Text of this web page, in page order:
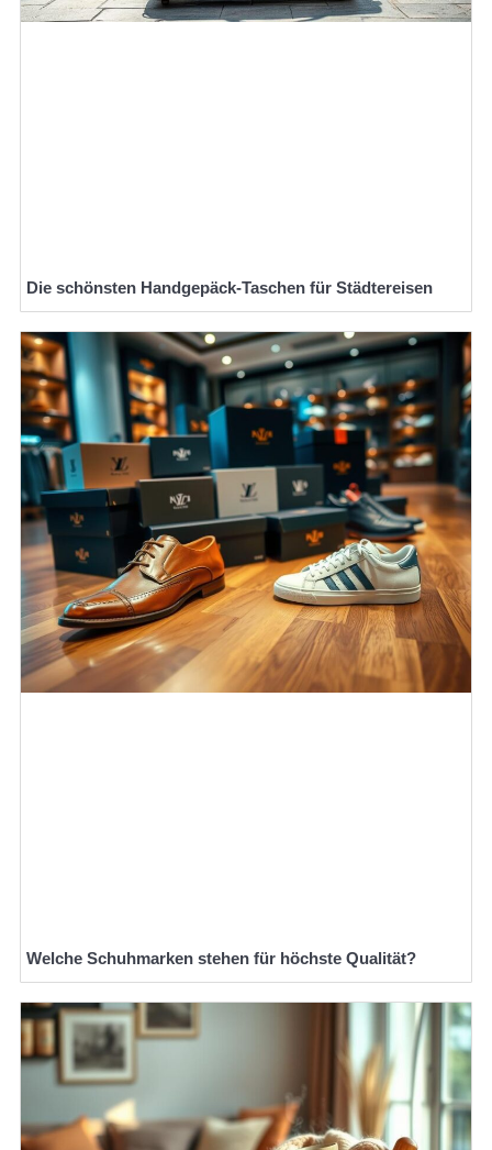
Die schönsten Handgepäck-Taschen für Städtereisen
Welche Schuhmarken stehen für höchste Qualität?